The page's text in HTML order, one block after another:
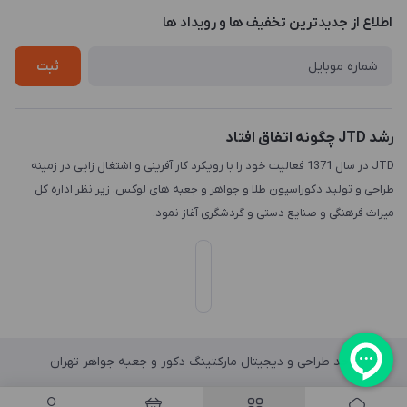
درباره ما
چاپ و حکاکی
طراحی سه بعدی
اطلاع از جدیدترین تخفیف ها و رویداد ها
ثبت
رشد JTD چگونه اتفاق افتاد
JTD در سال 1371 فعالیت خود را با رویکرد کار آفرینی و اشتغال زایی در زمینه
طراحی و تولید دکوراسیون طلا و جواهر و جعبه های لوکس، زیر نظر اداره کل
میراث فرهنگی و صنایع دستی و گردشگری آغاز نمود.
واحد طراحی و دیجیتال مارکتینگ دکور و جعبه جواهر تهران